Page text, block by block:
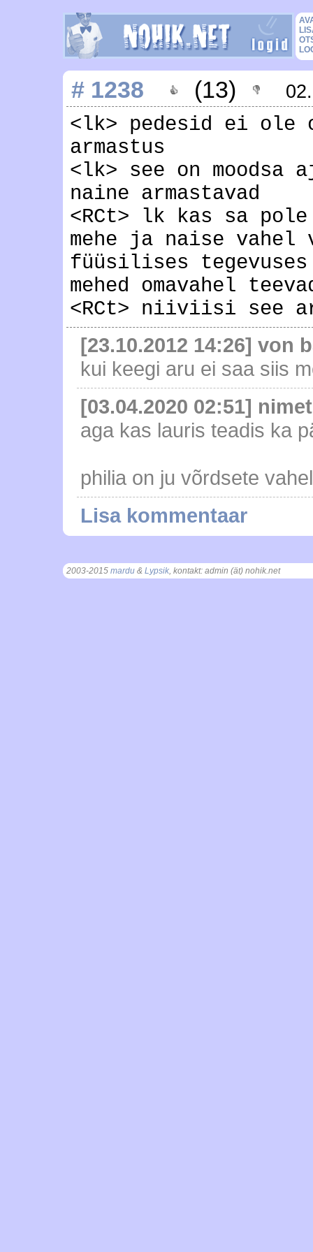
# 1238 (13)
<lk> pedesid ei ole
armastus
<lk> see on
naine armastavad
<RCt> lk kas sa
mehe ja naise
füüsilises
mehed omavahel
<RCt> niiviisi see
[23.10.2012 14:26] von
kui keegi aru ei saa siis
[03.04.2020 02:51]
aga kas lauris teadis ka
philia on ju võrdsete
Lisa kommentaar
2003-2015 mardu & Lypsik, kontakt: admin (ät) nohik.net, t =